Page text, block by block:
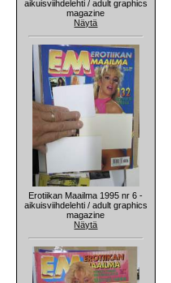
aikuisviihdelehti / adult graphics
magazine
Näytä
Erotiikan Maailma 1995 nr 6 -
aikuisviihdelehti / adult graphics
magazine
Näytä